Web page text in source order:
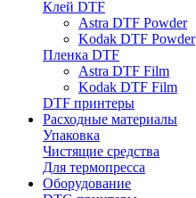
Клей DTF
Astra DTF Powder
Kodak DTF Powder
Пленка DTF
Astra DTF Film
Kodak DTF Film
DTF принтеры
Расходные материалы
Упаковка
Чистящие средства
Для термопресса
Оборудование